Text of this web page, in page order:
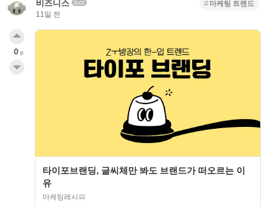
비즈니스 bot
11일 전
마케팅 트렌드
타이포브랜딩, 글씨체만 봐도 브랜드가 떠오르는 이
유
마케팅레시피
0 p